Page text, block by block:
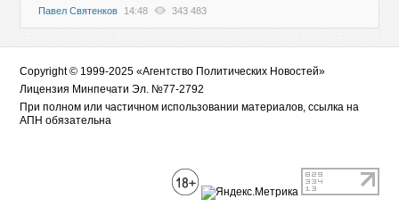
Павел Святенков 14:48 343 483
Copyright © 1999-2025 «Агентство Политических Новостей»
Лицензия Минпечати Эл. №77-2792
При полном или частичном использовании материалов, ссылка на
АПН обязательна